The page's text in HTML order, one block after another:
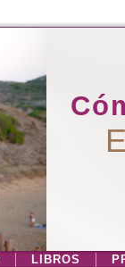
LIBROS